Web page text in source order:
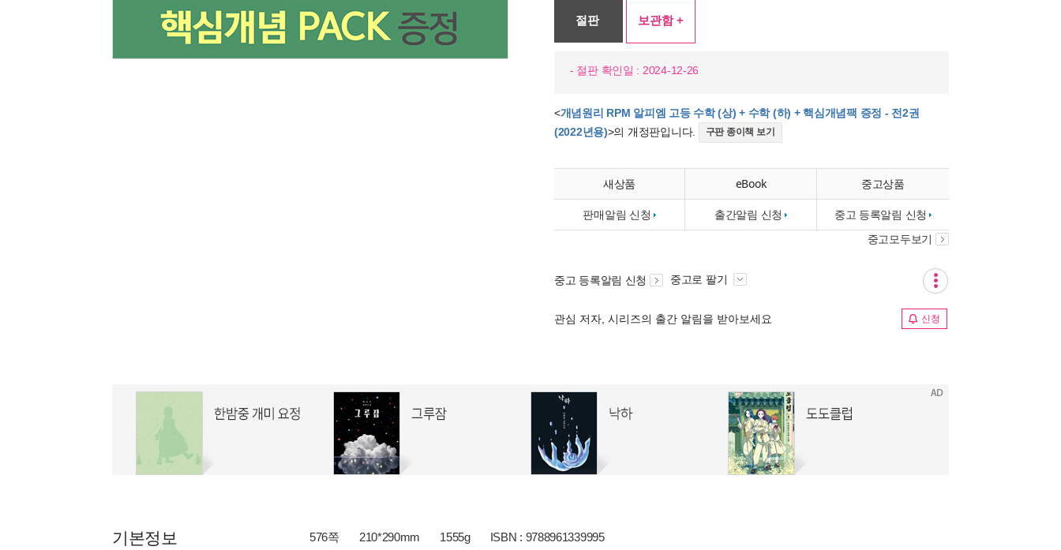
절판 보관함 +
- 절판 확인일 : 2024-12-26
<개념원리 RPM 알피엠 고등 수학 (상) + 수학 (하) + 핵심개념팩 증정 - 전2권
(2022년용)>의 개정판입니다. 구판 종이책 보기
새상품 eBook 중고상품
판매알림 신청 출간알림 신청 중고 등록알림 신청
중고모두보기
중고 등록알림 신청 중고로 팔기
관심 저자, 시리즈의 출간 알림을 받아보세요 신청
기본정보 576쪽 210*290mm 1555g ISBN : 9788961339995